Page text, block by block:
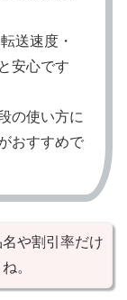
送速度・
安心です
の使い方に
おすすめで
や割引率だけ
。